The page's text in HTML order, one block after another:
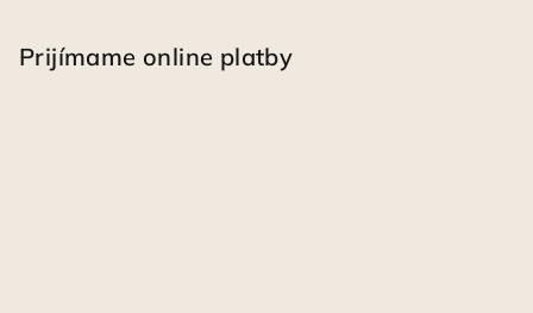
Prijímame online platby